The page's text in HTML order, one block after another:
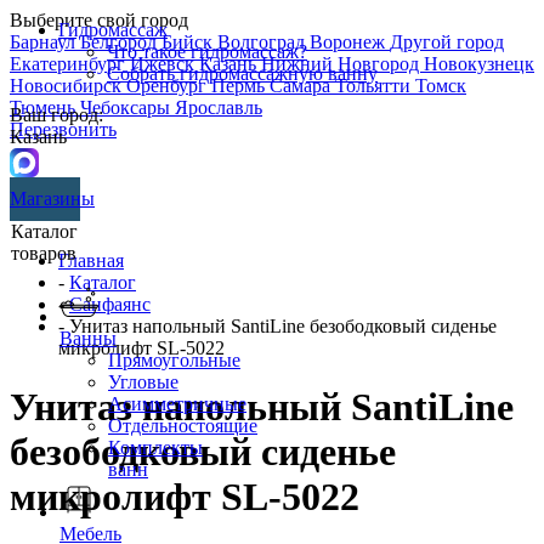
Выберите свой город
БарнаулБелгородБийск ВолгоградВоронеж Другой город
ЕкатеринбургИжевскКазаньНижний Новгород Новокузнецк
НовосибирскОренбургПермьСамараТольятти Томск
ТюменьЧебоксары Ярославль
Перезвонить
Гидромассаж
Что такое гидромассаж?
Собрать гидромассажную ванну
Ваш город:
Казань
Магазины
Каталог
товаров
Ванны
Прямоугольные
Угловые
Асимметричные
Отдельностоящие
Комплекты
ванн
Мебель
Главная
- Каталог
-Санфаянс
- Унитаз напольный SantiLine безободковый сиденье
микролифт SL-5022
Унитаз напольный SantiLine
безободковый сиденье
микролифт SL-5022